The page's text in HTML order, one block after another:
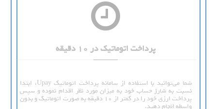
پرداخت اتوماتیک در 10 دقیقه
شما می‌توانید با استفاده از سامانه پرداخت اتوماتیک Upay، ابتدا
نسبت به شارژ حساب خود به میزان مورد نظر اقدام نموده و سپس
پرداخت ارزی خود را در کمتر از 10 دقیقه به صورت اتوماتیک و بدون
واسطه انجام دهید.